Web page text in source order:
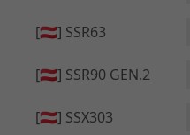
🟦 主體 ⧸ 彈匣
[🇦🇹] SSR63
🆙 升級 ⧸ 部件
[🇦🇹] SSR90 GEN.2
🆙 升級 ⧸ 部件
[🇦🇹] SSX303